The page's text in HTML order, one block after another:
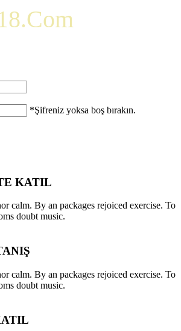
*Şifreniz yoksa boş bırakın.
KATIL
calm. By an packages rejoiced exercise. To
doubt music.
calm. By an packages rejoiced exercise. To
doubt music.